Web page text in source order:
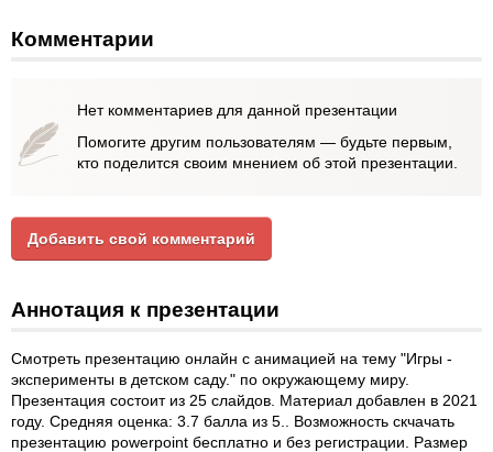
Комментарии
Нет комментариев для данной презентации
Помогите другим пользователям — будьте первым,
кто поделится своим мнением об этой презентации.
Добавить свой комментарий
Аннотация к презентации
Смотреть презентацию онлайн с анимацией на тему "Игры -
эксперименты в детском саду." по окружающему миру.
Презентация состоит из 25 слайдов. Материал добавлен в 2021
году. Средняя оценка: 3.7 балла из 5.. Возможность скчачать
презентацию powerpoint бесплатно и без регистрации. Размер